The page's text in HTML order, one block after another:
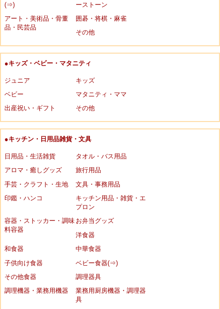
(⇒)
ーストーン
アート・美術品・骨董
品・民芸品
囲碁・将棋・麻雀
その他
●キッズ・ベビー・マタニティ
ジュニア
キッズ
ベビー
マタニティ・ママ
出産祝い・ギフト
その他
●キッチン・日用品雑貨・文具
日用品・生活雑貨
タオル・バス用品
アロマ・癒しグッズ
旅行用品
手芸・クラフト・生地
文具・事務用品
印鑑・ハンコ
キッチン用品・雑貨・エ
プロン
容器・ストッカー・調味
料容器
お弁当グッズ
洋食器
和食器
中華食器
子供向け食器
ベビー食器(⇒)
その他食器
調理器具
調理機器・業務用機器
業務用厨房機器・調理器
具